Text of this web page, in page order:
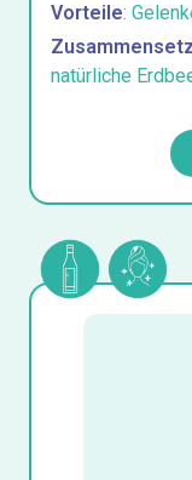
Vorteile:
natürliche